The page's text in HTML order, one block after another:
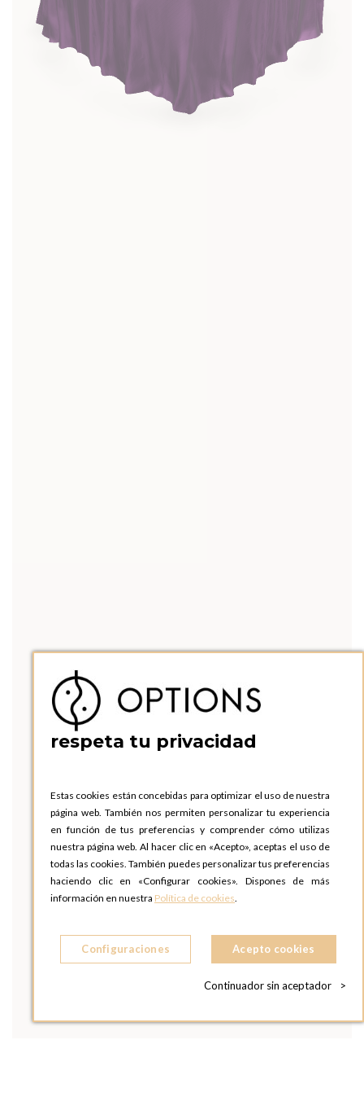
respeta tu privacidad
Estas cookies están concebidas para optimizar el uso de nuestra
página web. También nos permiten personalizar tu experiencia
en función de tus preferencias y comprender cómo utilizas
nuestra página web. Al hacer clic en «Acepto», aceptas el uso de
todas las cookies. También puedes personalizar tus preferencias
haciendo clic en «Configurar cookies». Dispones de más
información en nuestra Política de cookies.
Configuraciones Acepto cookies
Continuador sin aceptador >